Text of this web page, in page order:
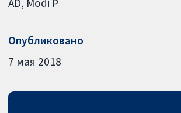
Опубликовано
7 мая 2018